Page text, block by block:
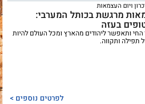
ויום העצמאות
מרגשת בכותל המערבי:
בעזה
ותאפשר ליהודים מהארץ ומכל העולם להיות
תפילה ותקווה.
לפרטים נוספים >